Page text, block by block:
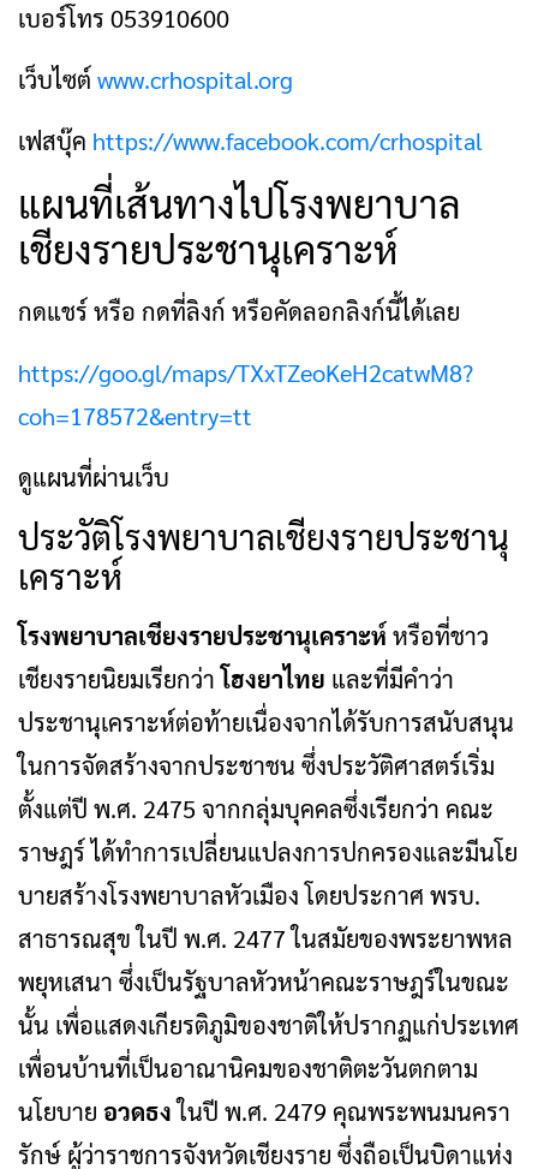
เบอร์โทร 053910600
เว็บไซต์ www.crhospital.org
เฟสบุ๊ค https://www.facebook.com/crhospital
แผนที่เส้นทางไปโรงพยาบาล
เชียงรายประชานุเคราะห์
กดแชร์ หรือ กดที่ลิงก์ หรือคัดลอกลิงก์นี้ได้เลย
https://goo.gl/maps/TXxTZeoKeH2catwM8?
coh=178572&entry=tt
ดูแผนที่ผ่านเว็บ
ประวัติโรงพยาบาลเชียงรายประชานุ
เคราะห์
โรงพยาบาลเชียงรายประชานุเคราะห์ หรือที่ชาว
เชียงรายนิยมเรียกว่าโฮงยาไทย และที่มีคำว่า
ประชานุเคราะห์ต่อท้ายเนื่องจากได้รับการสนับสนุน
ในการจัดสร้างจากประชาชน ซึ่งประวัติศาสตร์เริ่ม
ตั้งแต่ปี พ.ศ. 2475 จากกลุ่มบุคคลซึ่งเรียกว่า คณะ
ราษฎร์ ได้ทำการเปลี่ยนแปลงการปกครองและมีนโย
บายสร้างโรงพยาบาลหัวเมือง โดยประกาศ พรบ.
สาธารณสุข ในปี พ.ศ. 2477 ในสมัยของพระยาพหล
พยุหเสนา ซึ่งเป็นรัฐบาลหัวหน้าคณะราษฎร์ในขณะ
นั้น เพื่อแสดงเกียรติภูมิของชาติให้ปรากฏแก่ประเทศ
เพื่อนบ้านที่เป็นอาณานิคมของชาติตะวันตกตาม
นโยบาย อวดธงในปี พ.ศ. 2479 คุณพระพนมนครา
รักษ์ ผู้ว่าราชการจังหวัดเชียงราย ซึ่งถือเป็นบิดาแห่ง